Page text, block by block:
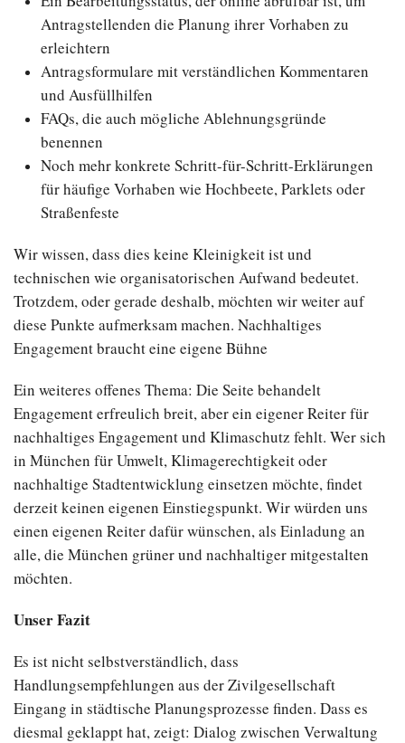
Antragstellenden die Planung ihrer Vorhaben zu
erleichtern
Antragsformulare mit verständlichen Kommentaren
und Ausfüllhilfen
FAQs, die auch mögliche Ablehnungsgründe
benennen
Noch mehr konkrete Schritt-für-Schritt-Erklärungen
für häufige Vorhaben wie Hochbeete, Parklets oder
Straßenfeste
Wir wissen, dass dies keine Kleinigkeit ist und
technischen wie organisatorischen Aufwand bedeutet.
Trotzdem, oder gerade deshalb, möchten wir weiter auf
diese Punkte aufmerksam machen. Nachhaltiges
Engagement braucht eine eigene Bühne
Ein weiteres offenes Thema: Die Seite behandelt
Engagement erfreulich breit, aber ein eigener Reiter für
nachhaltiges Engagement und Klimaschutz fehlt. Wer sich
in München für Umwelt, Klimagerechtigkeit oder
nachhaltige Stadtentwicklung einsetzen möchte, findet
derzeit keinen eigenen Einstiegspunkt. Wir würden uns
einen eigenen Reiter dafür wünschen, als Einladung an
alle, die München grüner und nachhaltiger mitgestalten
möchten.
Unser Fazit
Es ist nicht selbstverständlich, dass
Handlungsempfehlungen aus der Zivilgesellschaft
Eingang in städtische Planungsprozesse finden. Dass es
diesmal geklappt hat, zeigt: Dialog zwischen Verwaltung